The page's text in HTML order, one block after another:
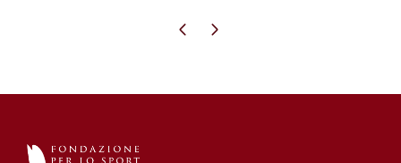
Pagina precedente
Pagina successiva